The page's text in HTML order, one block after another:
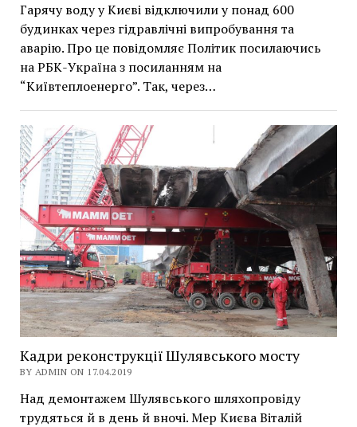
Гарячу воду у Києві відключили у понад 600
будинках через гідравлічні випробування та
аварію. Про це повідомляє Політик посилаючись
на РБК-Україна з посиланням на
“Київтеплоенерго”. Так, через…
Кадри реконструкції Шулявського мосту
BY ADMIN ON 17.04.2019
Над демонтажем Шулявського шляхопровіду
трудяться й в день й вночі. Мер Києва Віталій